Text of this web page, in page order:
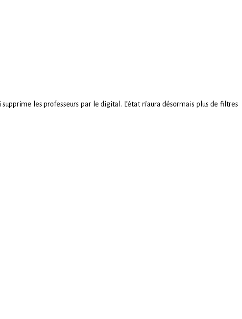
les professeurs par le digital. L’état n’aura désormais plus de filtres